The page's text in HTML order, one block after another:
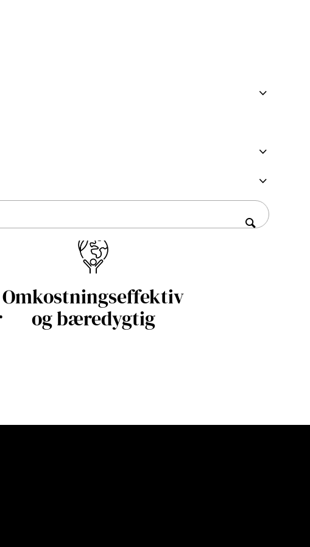
reducerer nedetid og understøtter
Omkostningseffektiv
og bæredygtig